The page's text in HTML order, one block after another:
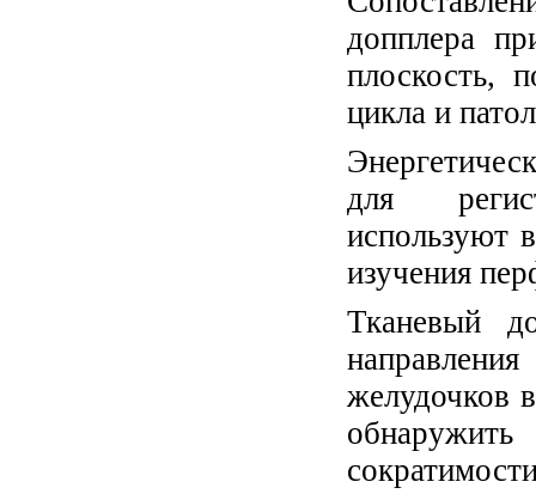
допплера
плоскость,
цикла и
для
используют
изучения
Тканевый
желудочков